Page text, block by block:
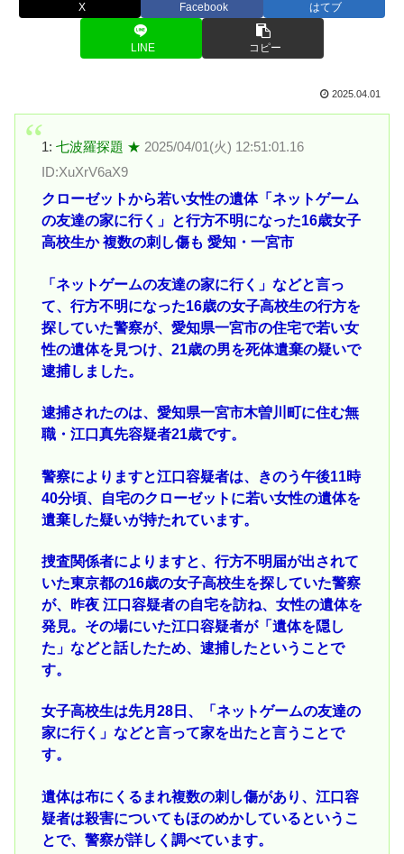
X Facebook はてブ
LINE コピー
2025.04.01
1: 七波羅探題 ★ 2025/04/01(火) 12:51:01.16
ID:XuXrV6aX9
クローゼットから若い女性の遺体「ネットゲーム
の友達の家に行く」と行方不明になった16歳女子
高校生か 複数の刺し傷も 愛知・一宮市
「ネットゲームの友達の家に行く」などと言っ
て、行方不明になった16歳の女子高校生の行方を
探していた警察が、愛知県一宮市の住宅で若い女
性の遺体を見つけ、21歳の男を死体遺棄の疑いで
逮捕しました。
逮捕されたのは、愛知県一宮市木曽川町に住む無
職・江口真先容疑者21歳です。
警察によりますと江口容疑者は、きのう午後11時
40分頃、自宅のクローゼットに若い女性の遺体を
遺棄した疑いが持たれています。
捜査関係者によりますと、行方不明届が出されて
いた東京都の16歳の女子高校生を探していた警察
が、昨夜 江口容疑者の自宅を訪ね、女性の遺体を
発見。その場にいた江口容疑者が「遺体を隠し
た」などと話したため、逮捕したということで
す。
女子高校生は先月28日、「ネットゲームの友達の
家に行く」などと言って家を出たと言うことで
す。
遺体は布にくるまれ複数の刺し傷があり、江口容
疑者は殺害についてもほのめかしているというこ
とで、警察が詳しく調べています。